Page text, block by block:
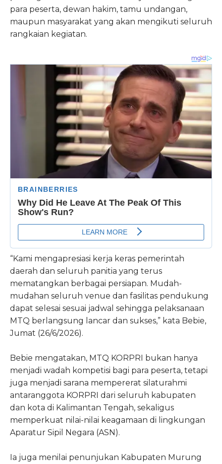
para peserta, dewan hakim, tamu undangan,
maupun masyarakat yang akan mengikuti seluruh
rangkaian kegiatan.
“Kami mengapresiasi kerja keras pemerintah
daerah dan seluruh panitia yang terus
mematangkan berbagai persiapan. Mudah-
mudahan seluruh venue dan fasilitas pendukung
dapat selesai sesuai jadwal sehingga pelaksanaan
MTQ berlangsung lancar dan sukses,” kata Bebie,
Jumat (26/6/2026).
Bebie mengatakan, MTQ KORPRI bukan hanya
menjadi wadah kompetisi bagi para peserta, tetapi
juga menjadi sarana mempererat silaturahmi
antaranggota KORPRI dari seluruh kabupaten
dan kota di Kalimantan Tengah, sekaligus
memperkuat nilai-nilai keagamaan di lingkungan
Aparatur Sipil Negara (ASN).
Ia juga menilai penunjukan Kabupaten Murung